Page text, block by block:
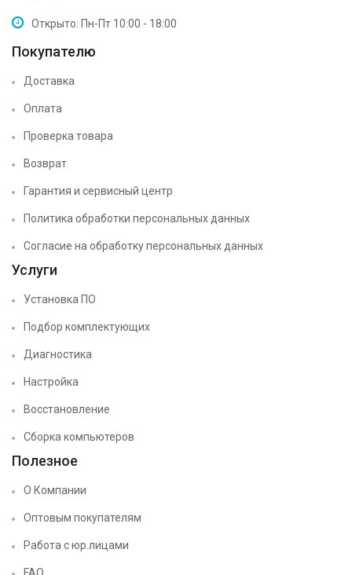
Открыто: Пн-Пт 10:00 - 18:00
Покупателю
Доставка
Оплата
Проверка товара
Возврат
Гарантия и сервисный центр
Политика обработки персональных данных
Согласие на обработку персональных данных
Услуги
Установка ПО
Подбор комплектующих
Диагностика
Настройка
Восстановление
Сборка компьютеров
Полезное
О Компании
Оптовым покупателям
Работа с юр.лицами